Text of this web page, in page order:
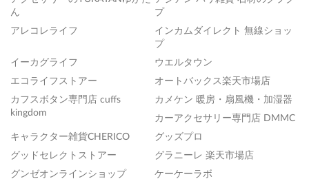
ん
プ
アレコレライフ
インカムダイレクト 無線ショッ
プ
イーカグライフ
ウエルタウン
エコライフストアー
オートバックス楽天市場店
カフスボタン専門店 cuffs
kingdom
カメケン 暖房・扇風機・加湿器
カーアクセサリー専門店 DMMC
キャラクター雑貨CHERICO
グッズプロ
グッドセレクトストアー
グラニーレ 楽天市場店
グンゼオンラインショップ
ケーケーラボ